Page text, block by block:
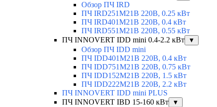
Обзор ПЧ IRD
ПЧ IRD251M21B 220В, 0.25 кВт
ПЧ IRD401M21B 220В, 0.4 кВт
ПЧ IRD551M21B 220В, 0.55 кВт
ПЧ INNOVERT IDD mini 0.4-2.2 кВт
▼
Обзор ПЧ IDD mini
ПЧ IDD401M21B 220В, 0.4 кВт
ПЧ IDD751M21B 220В, 0.75 кВт
ПЧ IDD152M21B 220В, 1.5 кВт
ПЧ IDD222M21B 220В, 2.2 кВт
ПЧ INNOVERT IDD mini PLUS
ПЧ INNOVERT IBD 15-160 кВт
▼